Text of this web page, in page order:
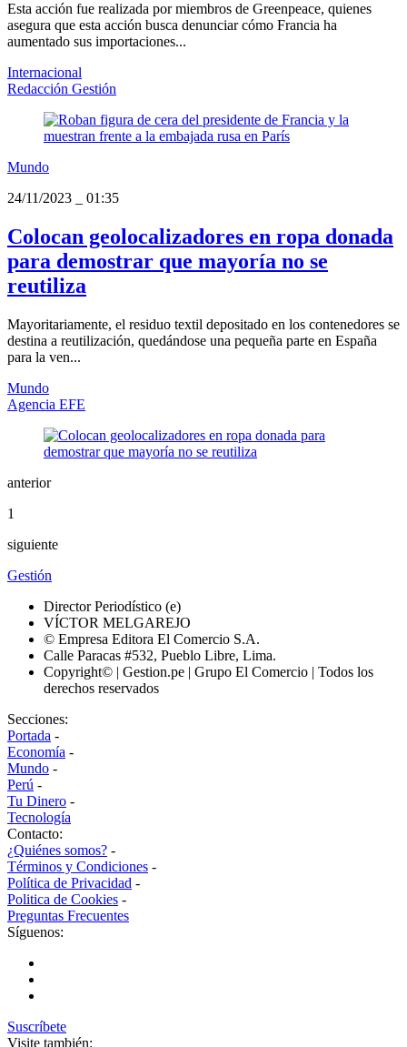
Esta acción fue realizada por miembros de Greenpeace, quienes
asegura que esta acción busca denunciar cómo Francia ha
aumentado sus importaciones...
Internacional
Redacción Gestión
Mundo
24/11/2023
01:35
Colocan geolocalizadores en ropa donada
para demostrar que mayoría no se
reutiliza
Mayoritariamente, el residuo textil depositado en los contenedores se
destina a reutilización, quedándose una pequeña parte en España
para la ven...
Mundo
Agencia EFE
anterior
1
siguiente
Gestión
Director Periodístico (e)
VÍCTOR MELGAREJO
© Empresa Editora El Comercio S.A.
Calle Paracas #532, Pueblo Libre, Lima.
Copyright© | Gestion.pe | Grupo El Comercio | Todos los
derechos reservados
Secciones:
Portada -
Economía -
Mundo -
Perú -
Tu Dinero -
Tecnología
Contacto:
¿Quiénes somos? -
Términos y Condiciones -
Política de Privacidad -
Politica de Cookies -
Preguntas Frecuentes
Síguenos:
Suscríbete
Visite también: